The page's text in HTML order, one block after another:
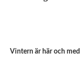
Vintern är här och